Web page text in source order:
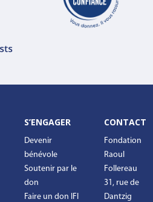
S’ENGAGER
Devenir
bénévole
Soutenir par le
don
Faire un don IFI
CONTACT
Fondation
Raoul
Follereau
31, rue de
Dantzig